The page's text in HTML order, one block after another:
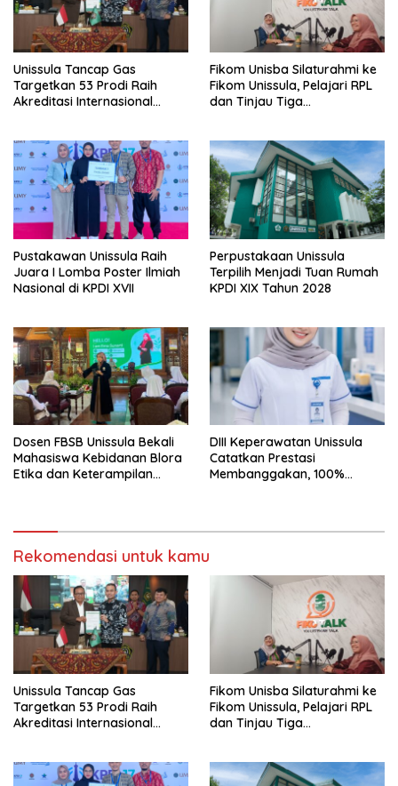
Unissula Tancap Gas
Targetkan 53 Prodi Raih
Akreditasi Internasional
Fikom Unisba Silaturahmi ke
Fikom Unissula, Pelajari RPL
dan Tinjau Tiga
Pustakawan Unissula Raih
Juara I Lomba Poster Ilmiah
Nasional di KPDI XVII
Perpustakaan Unissula
Terpilih Menjadi Tuan Rumah
KPDI XIX Tahun 2028
Dosen FBSB Unissula Bekali
Mahasiswa Kebidanan Blora
Etika dan Keterampilan
DIII Keperawatan Unissula
Catatkan Prestasi
Membanggakan, 100%
Rekomendasi untuk kamu
Unissula Tancap Gas
Targetkan 53 Prodi Raih
Akreditasi Internasional
Fikom Unisba Silaturahmi ke
Fikom Unissula, Pelajari RPL
dan Tinjau Tiga